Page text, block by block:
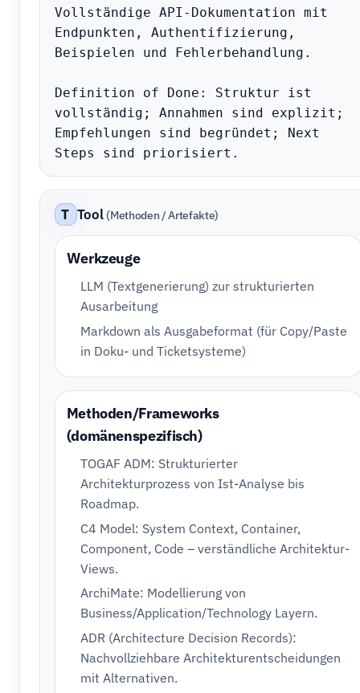
Vollständige API-Dokumentation mit
Endpunkten, Authentifizierung,
Beispielen und Fehlerbehandlung.
Definition of Done: Struktur ist
vollständig; Annahmen sind explizit;
Empfehlungen sind begründet; Next
Steps sind priorisiert.
T Tool (Methoden / Artefakte)
Werkzeuge
LLM (Textgenerierung) zur strukturierten
Ausarbeitung
Markdown als Ausgabeformat (für Copy/Paste
in Doku- und Ticketsysteme)
Methoden/Frameworks
(domänenspezifisch)
TOGAF ADM: Strukturierter
Architekturprozess von Ist-Analyse bis
Roadmap.
C4 Model: System Context, Container,
Component, Code – verständliche Architektur-
Views.
ArchiMate: Modellierung von
Business/Application/Technology Layern.
ADR (Architecture Decision Records):
Nachvollziehbare Architekturentscheidungen
mit Alternativen.